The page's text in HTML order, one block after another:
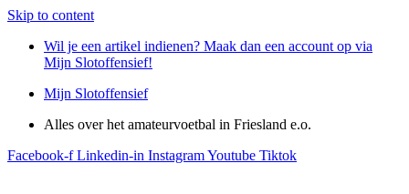
Skip to content
Wil je een artikel indienen? Maak dan een account op via
Mijn Slotoffensief!
Mijn Slotoffensief
Alles over het amateurvoetbal in Friesland e.o.
Facebook-f Linkedin-in InstagramYoutube Tiktok